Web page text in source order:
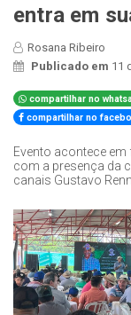
entra em
Rosana Ribeiro
Publicado em 11
compartilhar no
compartilhar no
Evento acontece em
com a presença da
canais Gustavo